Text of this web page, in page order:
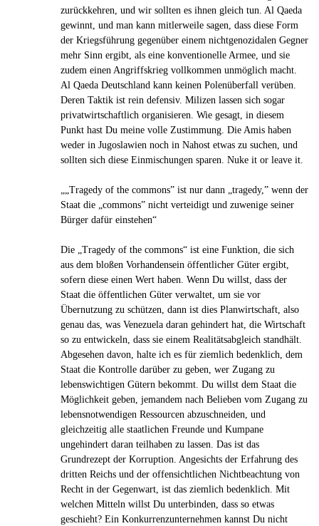
zurückkehren, und wir sollten es ihnen gleich tun. Al Qaeda
gewinnt, und man kann mitlerweile sagen, dass diese Form
der Kriegsführung gegenüber einem nichtgenozidalen Gegner
mehr Sinn ergibt, als eine konventionelle Armee, und sie
zudem einen Angriffskrieg vollkommen unmöglich macht.
Al Qaeda Deutschland kann keinen Polenüberfall verüben.
Deren Taktik ist rein defensiv. Milizen lassen sich sogar
privatwirtschaftlich organisieren. Wie gesagt, in diesem
Punkt hast Du meine volle Zustimmung. Die Amis haben
weder in Jugoslawien noch in Nahost etwas zu suchen, und
sollten sich diese Einmischungen sparen. Nuke it or leave it.
„„Tragedy of the commons” ist nur dann „tragedy,” wenn der
Staat die „commons” nicht ver­tei­digt und zuwe­nige seiner
Bürger dafür ein­ste­hen“
Die „Tragedy of the commons“ ist eine Funktion, die sich
aus dem bloßen Vorhandensein öffentlicher Güter ergibt,
sofern diese einen Wert haben. Wenn Du willst, dass der
Staat die öffentlichen Güter verwaltet, um sie vor
Übernutzung zu schützen, dann ist dies Planwirtschaft, also
genau das, was Venezuela daran gehindert hat, die Wirtschaft
so zu entwickeln, dass sie einem Realitätsabgleich standhält.
Abgesehen davon, halte ich es für ziemlich bedenklich, dem
Staat die Kontrolle darüber zu geben, wer Zugang zu
lebenswichtigen Gütern bekommt. Du willst dem Staat die
Möglichkeit geben, jemandem nach Belieben vom Zugang zu
lebensnotwendigen Ressourcen abzuschneiden, und
gleichzeitig alle staatlichen Freunde und Kumpane
ungehindert daran teilhaben zu lassen. Das ist das
Grundrezept der Korruption. Angesichts der Erfahrung des
dritten Reichs und der offensichtlichen Nichtbeachtung von
Recht in der Gegenwart, ist das ziemlich bedenklich. Mit
welchen Mitteln willst Du unterbinden, dass so etwas
geschieht? Ein Konkurrenzunternehmen kannst Du nicht